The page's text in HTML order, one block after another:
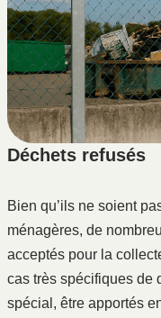
Déchets refusés
Bien qu’ils ne soient
ménagères, de
acceptés pour la
cas très spécifiques de
spécial, être apportés